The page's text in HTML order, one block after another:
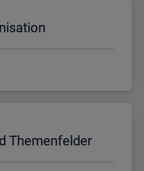
The­men­fel­der